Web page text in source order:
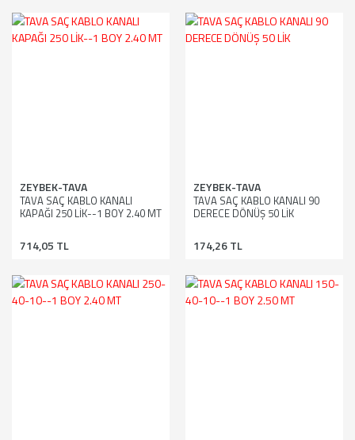
ZEYBEK-TAVA
TAVA SAÇ KABLO KANALI
KAPAĞI 250 LİK--1 BOY 2.40 MT
714,05 TL
ZEYBEK-TAVA
TAVA SAÇ KABLO KANALI 90
DERECE DÖNÜŞ 50 LİK
174,26 TL